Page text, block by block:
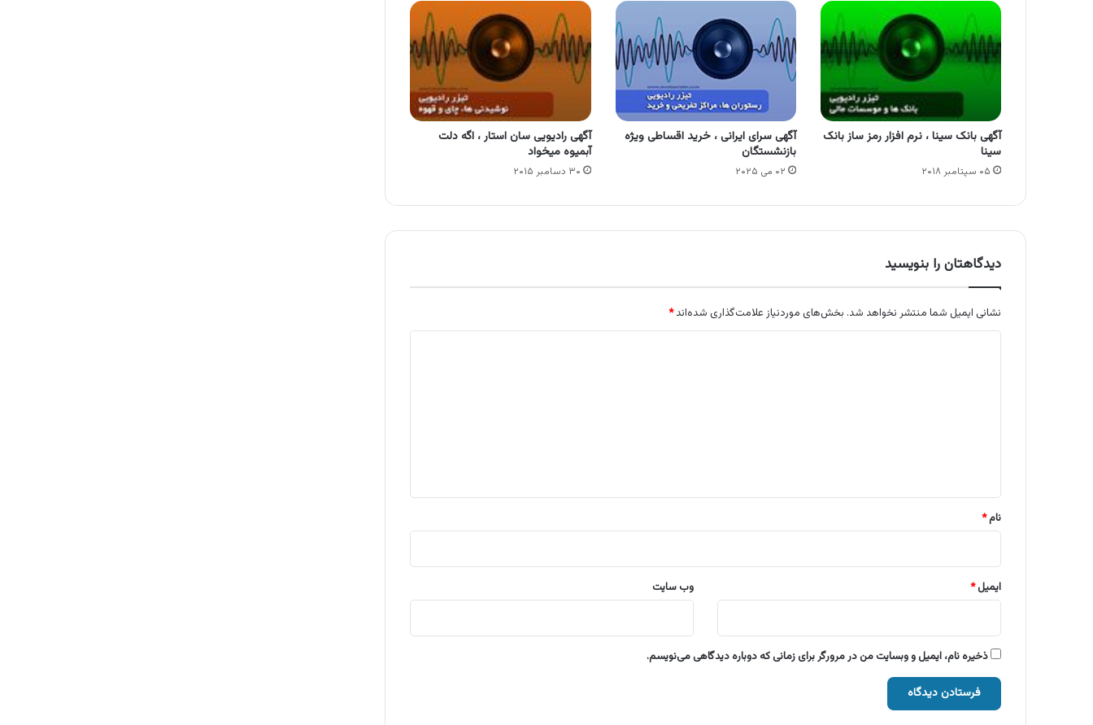
آگهی بانک سینا ، نرم افزار رمز ساز بانک
سینا
۰۵ سپتامبر ۲۰۱۸
آگهی سرای ایرانی ، خرید اقساطی ویژه
بازنشستگان
۰۲ می ۲۰۲۵
آگهی رادیویی سان استار ، اگه دلت
آبمیوه میخواد
۳۰ دسامبر ۲۰۱۵
دیدگاهتان را بنویسید
نشانی ایمیل شما منتشر نخواهد شد. بخش‌های موردنیاز علامت‌گذاری شده‌اند*
نام*
ایمیل* وب‌ سایت
ذخیره نام، ایمیل و وبسایت من در مرورگر برای زمانی که دوباره دیدگاهی می‌نویسم.